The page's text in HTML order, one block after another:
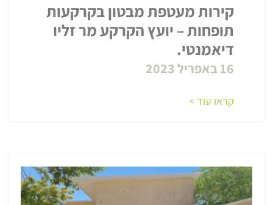
קירות מעטפת מבטון בקרקעות
תופחות – יועץ הקרקע מר זליו
דיאמנטי.
16 באפריל 2023
קראו עוד >